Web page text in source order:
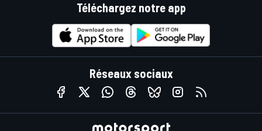
Téléchargez notre app
Réseaux sociaux